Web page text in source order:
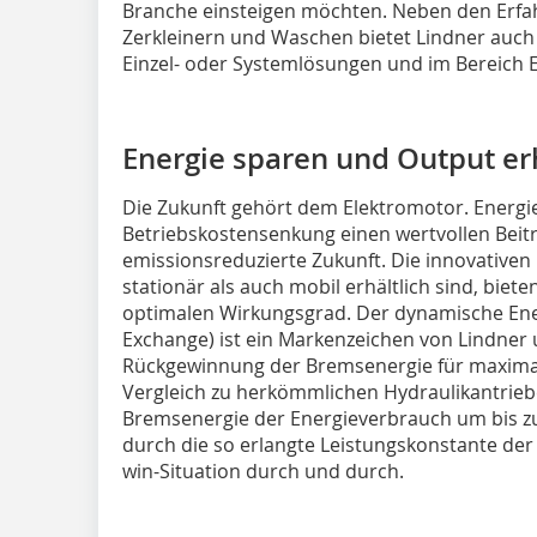
Branche einsteigen möchten. Neben den
Zerkleinern und Waschen bietet Lindner
Einzel- oder Systemlösungen und im Bereich
Energie sparen und Output
Die Zukunft gehört dem Elektromotor.
Betriebskostensenkung einen wertvollen
emissionsreduzierte Zukunft. Die
stationär als auch mobil erhältlich sind,
optimalen Wirkungsgrad. Der dynamische
Exchange) ist ein Markenzeichen von
Rückgewinnung der Bremsenergie für
Vergleich zu herkömmlichen
Bremsenergie der Energieverbrauch um bis
durch die so erlangte Leistungskonstante
win-Situation durch und durch.